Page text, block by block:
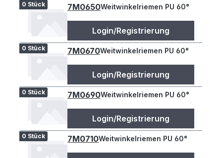
0 Stück 7M0650Weitwinkelriemen PU 60°
Login/Registrierung
0 Stück 7M0670Weitwinkelriemen PU 60°
Login/Registrierung
0 Stück 7M0690Weitwinkelriemen PU 60°
Login/Registrierung
0 Stück 7M0710Weitwinkelriemen PU 60°